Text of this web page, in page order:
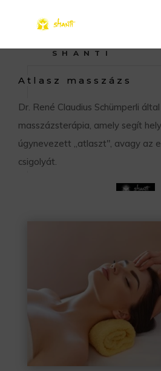
SHANTI
Atlasz masszázs
Dr. René Claudius Schümperli
masszázsterápia, amely segít
úgynevezett „atlaszt", avagy az
csigolyát.